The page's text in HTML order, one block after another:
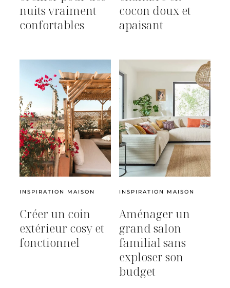
nuits vraiment
confortables
cocon doux et
apaisant
INSPIRATION MAISON
Créer un coin
extérieur cosy et
fonctionnel
INSPIRATION MAISON
Aménager un
grand salon
familial sans
exploser son
budget